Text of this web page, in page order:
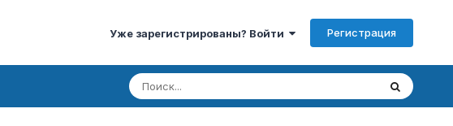
Уже зарегистрированы? Войти Регистрация